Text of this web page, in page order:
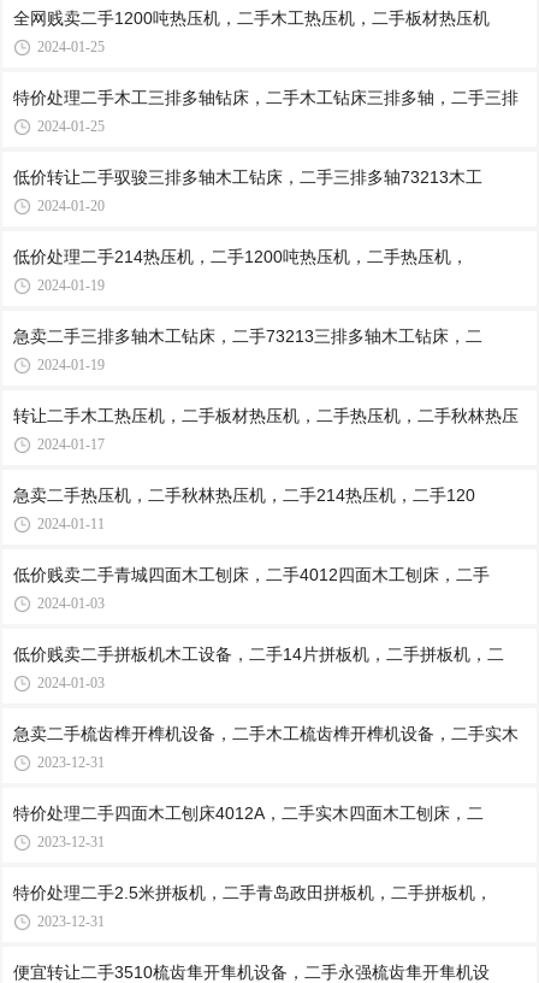
全网贱卖二手1200吨热压机，二手木工热压机，二手板材热压机
2024-01-25
特价处理二手木工三排多轴钻床，二手木工钻床三排多轴，二手三排
2024-01-25
低价转让二手驭骏三排多轴木工钻床，二手三排多轴73213木工
2024-01-20
低价处理二手214热压机，二手1200吨热压机，二手热压机，
2024-01-19
急卖二手三排多轴木工钻床，二手73213三排多轴木工钻床，二
2024-01-19
转让二手木工热压机，二手板材热压机，二手热压机，二手秋林热压
2024-01-17
急卖二手热压机，二手秋林热压机，二手214热压机，二手120
2024-01-11
低价贱卖二手青城四面木工刨床，二手4012四面木工刨床，二手
2024-01-03
低价贱卖二手拼板机木工设备，二手14片拼板机，二手拼板机，二
2024-01-03
急卖二手梳齿榫开榫机设备，二手木工梳齿榫开榫机设备，二手实木
2023-12-31
特价处理二手四面木工刨床4012A，二手实木四面木工刨床，二
2023-12-31
特价处理二手2.5米拼板机，二手青岛政田拼板机，二手拼板机，
2023-12-31
便宜转让二手3510梳齿隼开隼机设备，二手永强梳齿隼开隼机设